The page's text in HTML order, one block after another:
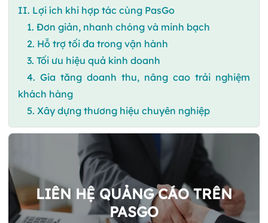
II. Lợi ích khi hợp tác cùng PasGo
1. Đơn giản, nhanh chóng và minh bạch
2. Hỗ trợ tối đa trong vận hành
3. Tối ưu hiệu quả kinh doanh
4. Gia tăng doanh thu, nâng cao trải nghiệm
khách hàng
5. Xây dựng thương hiệu chuyên nghiệp
LIÊN HỆ QUẢNG CÁO TRÊN
PASGO